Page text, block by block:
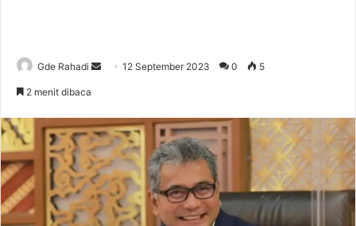
Gde Rahadi
d
a
n
e
m
a
12 September 2023 0 5
2 menit dibaca